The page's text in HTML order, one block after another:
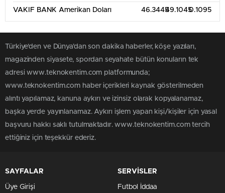
VAKIF BANK Amerikan Doları 46.344549.10450.1095
Türkiye'den ve Dünya’dan son dakika haberler, köşe yazıları,
magazinden siyasete, spordan seyahate bütün konuların tek
adresi www.teknokentim.com platformunda;
www.teknokentim.com haber içerikleri kaynak gösterilmeden
alıntı yapılamaz, kanuna aykırı ve izinsiz olarak kopyalanamaz,
başka yerde yayınlanamaz. Aykırı işlem yapan kişi/kişiler için yasal
başvuru hakkı saklı tutulmaktadır. www.teknokentim.com tercih
ettiğiniz için teşekkür ederiz.
SAYFALAR
Üye Girişi
SERVİSLER
Futbol İddaa